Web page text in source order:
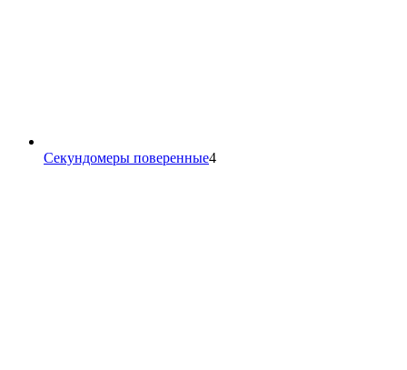
Секундомеры поверенные44